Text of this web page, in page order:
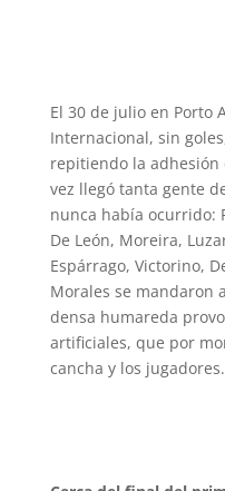
El 30 de julio en Porto
Internacional, sin
repitiendo la adhesión
vez llegó tanta gente
nunca había ocurrido:
De León, Moreira,
Espárrago, Victorino,
Morales se mandaron
densa humareda
artificiales, que por
cancha y los jugadores.